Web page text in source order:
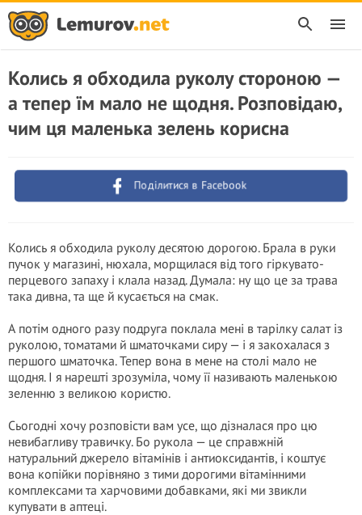
Колись я обходила руколу стороною —
а тепер їм мало не щодня. Розповідаю,
чим ця маленька зелень корисна
Поділитися в Facebook
Колись я обходила руколу десятою дорогою. Брала в руки
пучок у магазині, нюхала, морщилася від того гіркувато-
перцевого запаху і клала назад. Думала: ну що це за трава
така дивна, та ще й кусається на смак.
А потім одного разу подруга поклала мені в тарілку салат із
руколою, томатами й шматочками сиру — і я закохалася з
першого шматочка. Тепер вона в мене на столі мало не
щодня. І я нарешті зрозуміла, чому її називають маленькою
зеленню з великою користю.
Сьогодні хочу розповісти вам усе, що дізналася про цю
невибагливу травичку. Бо рукола — це справжній
натуральний джерело вітамінів і антиоксидантів, і коштує
вона копійки порівняно з тими дорогими вітамінними
комплексами та харчовими добавками, які ми звикли
купувати в аптеці.